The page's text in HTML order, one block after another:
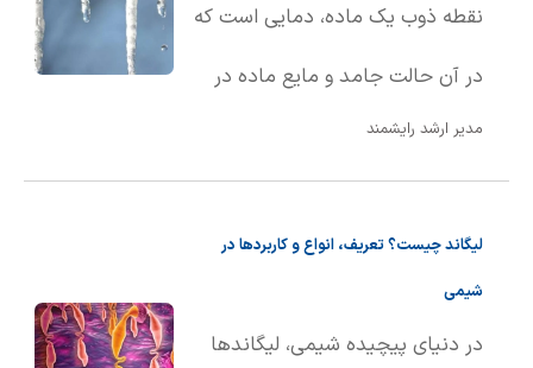
نقطه ذوب یک ماده، دمایی است که
در آن حالت جامد و مایع ماده در
تعادل با یکدیگر قرار دارند. به بیان
ماده از حالت جامد به حالت مایع
مدیر ارشد رایشمند
لیگاند چیست؟ تعریف، انواع و کاربردها در
شیمی
در دنیای پیچیده شیمی، لیگاندها